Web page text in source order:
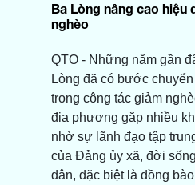
Ba Lòng nâng cao hiệu
nghèo
QTO - Những năm gần
Lòng đã có bước
trong công tác giảm
địa phương gặp nhiều
nhờ sự lãnh đạo tập
của Đảng ủy xã, đời
dân, đặc biệt là đồng